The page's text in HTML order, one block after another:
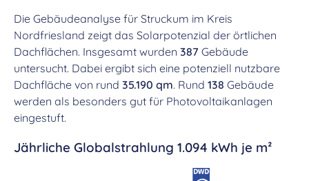
Die Gebäudeanalyse für Struckum im Kreis
Nordfriesland zeigt das Solarpotenzial der örtlichen
Dachflächen. Insgesamt wurden 387 Gebäude
untersucht. Dabei ergibt sich eine potenziell nutzbare
Dachfläche von rund 35.190 qm. Rund 138 Gebäude
werden als besonders gut für Photovoltaikanlagen
eingestuft.
Jährliche Globalstrahlung 1.094 kWh je m²